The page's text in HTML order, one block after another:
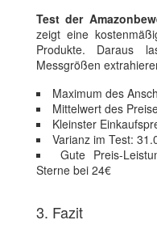
Test der
zeigt eine
Produkte. Daraus
Messgrößen
Maximum des
Mittelwert des
Kleinster
Varianz im Test:
Gute Preis-
Sterne bei 24€
3. Fazit